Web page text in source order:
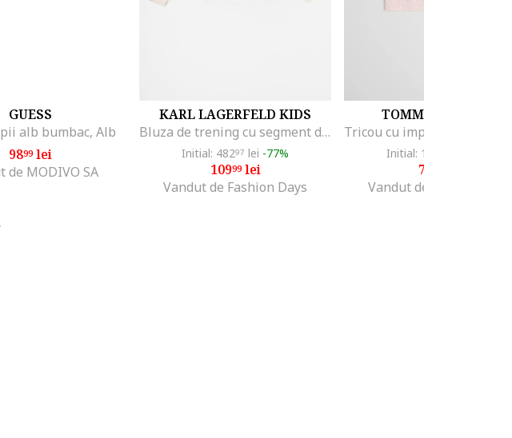
GUESS
alb bumbac, Alb
9899lei
de MODIVO SA
KARL LAGERFELD KIDS
Bluza de trening cu segment din material teddy, Negru/Crem
Initial: 48297 lei -77%
10999lei
Vandut de Fashion Days
TOMMY HILFIGER
Initial: 185
79
Vandut de Fashion Days